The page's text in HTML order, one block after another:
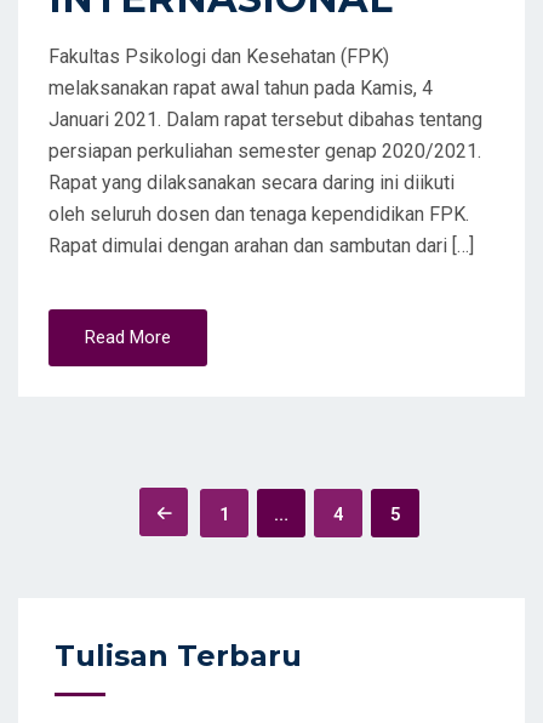
Fakultas Psikologi dan Kesehatan (FPK)
melaksanakan rapat awal tahun pada Kamis, 4
Januari 2021. Dalam rapat tersebut dibahas tentang
persiapan perkuliahan semester genap 2020/2021.
Rapat yang dilaksanakan secara daring ini diikuti
oleh seluruh dosen dan tenaga kependidikan FPK.
Rapat dimulai dengan arahan dan sambutan dari […]
Read More
1 … 4 5
Tulisan Terbaru